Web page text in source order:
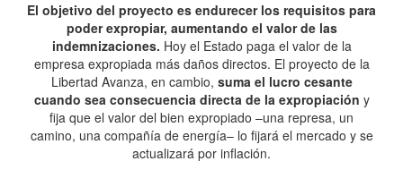
El objetivo del proyecto es endurecer los requisitos para
poder expropiar, aumentando el valor de las
indemnizaciones. Hoy el Estado paga el valor de la
empresa expropiada más daños directos. El proyecto de la
Libertad Avanza, en cambio, suma el lucro cesante
cuando sea consecuencia directa de la expropiación y
fija que el valor del bien expropiado –una represa, un
camino, una compañía de energía– lo fijará el mercado y se
actualizará por inflación.